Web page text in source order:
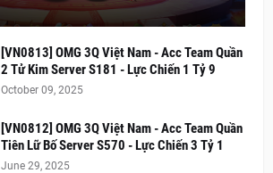
[VN0813] OMG 3Q Việt Nam - Acc Team Quần
2 Tử Kim Server S181 - Lực Chiến 1 Tỷ 9
October 09, 2025
[VN0812] OMG 3Q Việt Nam - Acc Team Quần
Tiên Lữ Bố Server S570 - Lực Chiến 3 Tỷ 1
June 29, 2025